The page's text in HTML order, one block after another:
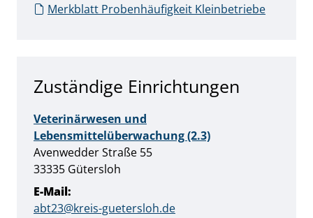
Merkblatt Probenhäufigkeit Kleinbetriebe
Zuständige Einrichtungen
Veterinärwesen und
Lebensmittelüberwachung (2.3)
Straße:
Avenwedder Straße Hausnummer:
55
PLZ:
33335 Ort:
Gütersloh
E-Mail:
abt23@kreis-guetersloh.de